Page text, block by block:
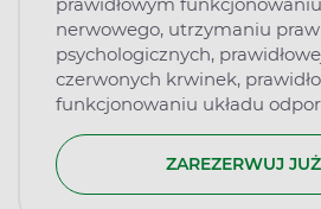
prawidłowym
nerwowego, utrzymaniu
psychologicznych,
czerwonych krwinek,
funkcjonowaniu układu
ZAREZERWUJ